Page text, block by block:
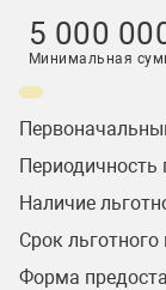
5 000
Минимальная
Наличие
Срок льготного
Форма